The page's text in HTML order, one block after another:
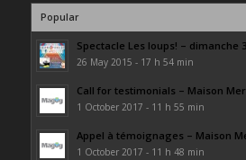
Popular
Spectacle Les loups! – dimanche
26 May 2015 - 17 h 54 min
Call for testimonials – Maison
1 October 2017 - 11 h 55 min
Appel à témoignages – Maison
1 October 2017 - 11 h 48 min